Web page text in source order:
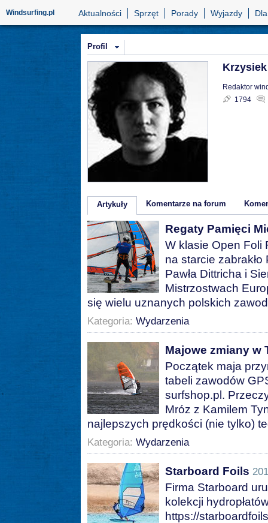
Windsurfing.pl Aktualności Sprzęt Porady Wyjazdy
Profil
Krzysiek
Redaktor
1794
Artykuły Komentarze na forum
Regaty Pamięci
W klasie Open Foli
na starcie
Pawła Dittricha i
Mistrzostwach
się wielu uznanych polskich
Kategoria: Wydarzenia
Majowe zmiany w
Początek maja
tabeli zawodów
surfshop.pl.
Mróz z Kamilem
najlepszych prędkości (nie tylko)
Kategoria: Wydarzenia
Starboard Foils
Firma Starboard
kolekcji
https://